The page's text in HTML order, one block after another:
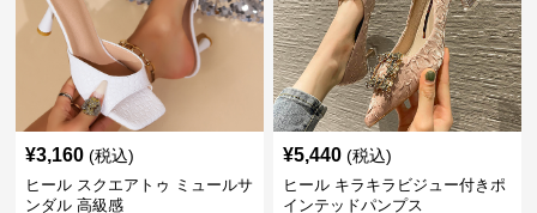
¥3,160 (税込)
ヒール スクエアトゥ ミュールサ
ンダル 高級感
¥5,440 (税込)
ヒール キラキラビジュー付きポ
インテッドパンプス